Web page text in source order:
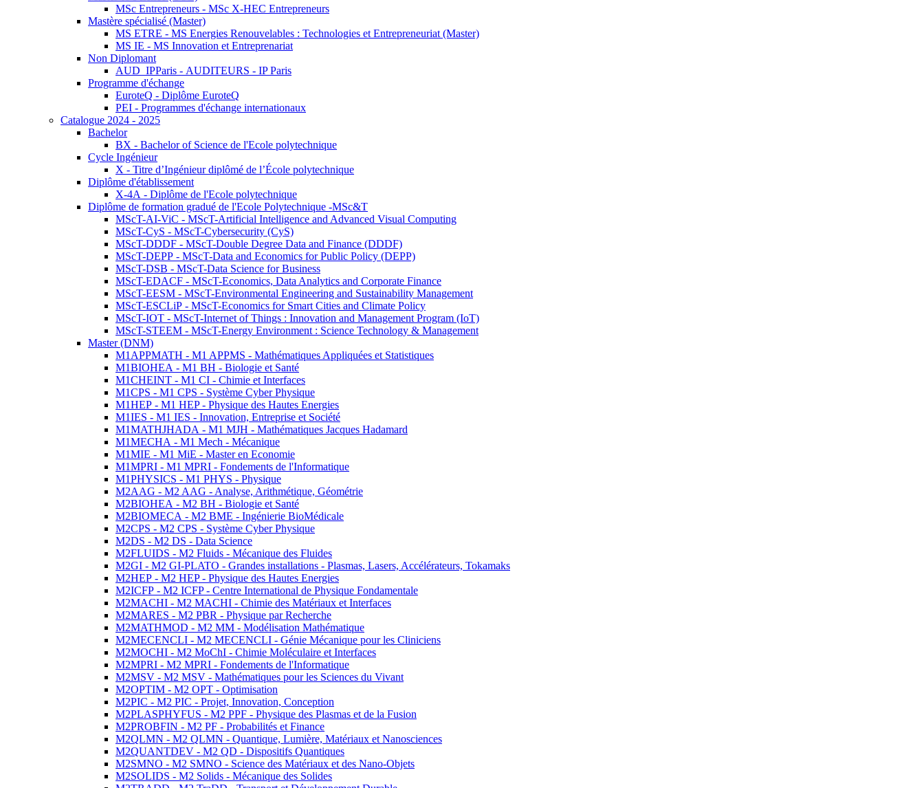
MSc Entrepreneurs - MSc X-HEC Entrepreneurs
Mastère spécialisé (Master)
MS ETRE - MS Energies Renouvelables : Technologies et Entrepreneuriat (Master)
MS IE - MS Innovation et Entreprenariat
Non Diplomant
AUD_IPParis - AUDITEURS - IP Paris
Programme d'échange
EuroteQ - Diplôme EuroteQ
PEI - Programmes d'échange internationaux
Catalogue 2024 - 2025
Bachelor
BX - Bachelor of Science de l'Ecole polytechnique
Cycle Ingénieur
X - Titre d’Ingénieur diplômé de l’École polytechnique
Diplôme d'établissement
X-4A - Diplôme de l'Ecole polytechnique
Diplôme de formation gradué de l'Ecole Polytechnique -MSc&T
MScT-AI-ViC - MScT-Artificial Intelligence and Advanced Visual Computing
MScT-CyS - MScT-Cybersecurity (CyS)
MScT-DDDF - MScT-Double Degree Data and Finance (DDDF)
MScT-DEPP - MScT-Data and Economics for Public Policy (DEPP)
MScT-DSB - MScT-Data Science for Business
MScT-EDACF - MScT-Economics, Data Analytics and Corporate Finance
MScT-EESM - MScT-Environmental Engineering and Sustainability Management
MScT-ESCLiP - MScT-Economics for Smart Cities and Climate Policy
MScT-IOT - MScT-Internet of Things : Innovation and Management Program (IoT)
MScT-STEEM - MScT-Energy Environment : Science Technology & Management
Master (DNM)
M1APPMATH - M1 APPMS - Mathématiques Appliquées et Statistiques
M1BIOHEA - M1 BH - Biologie et Santé
M1CHEINT - M1 CI - Chimie et Interfaces
M1CPS - M1 CPS - Système Cyber Physique
M1HEP - M1 HEP - Physique des Hautes Energies
M1IES - M1 IES - Innovation, Entreprise et Société
M1MATHJHADA - M1 MJH - Mathématiques Jacques Hadamard
M1MECHA - M1 Mech - Mécanique
M1MIE - M1 MiE - Master en Economie
M1MPRI - M1 MPRI - Fondements de l'Informatique
M1PHYSICS - M1 PHYS - Physique
M2AAG - M2 AAG - Analyse, Arithmétique, Géométrie
M2BIOHEA - M2 BH - Biologie et Santé
M2BIOMECA - M2 BME - Ingénierie BioMédicale
M2CPS - M2 CPS - Système Cyber Physique
M2DS - M2 DS - Data Science
M2FLUIDS - M2 Fluids - Mécanique des Fluides
M2GI - M2 GI-PLATO - Grandes installations - Plasmas, Lasers, Accélérateurs, Tokamaks
M2HEP - M2 HEP - Physique des Hautes Energies
M2ICFP - M2 ICFP - Centre International de Physique Fondamentale
M2MACHI - M2 MACHI - Chimie des Matériaux et Interfaces
M2MARES - M2 PBR - Physique par Recherche
M2MATHMOD - M2 MM - Modélisation Mathématique
M2MECENCLI - M2 MECENCLI - Génie Mécanique pour les Cliniciens
M2MOCHI - M2 MoChI - Chimie Moléculaire et Interfaces
M2MPRI - M2 MPRI - Fondements de l'Informatique
M2MSV - M2 MSV - Mathématiques pour les Sciences du Vivant
M2OPTIM - M2 OPT - Optimisation
M2PIC - M2 PIC - Projet, Innovation, Conception
M2PLASPHYFUS - M2 PPF - Physique des Plasmas et de la Fusion
M2PROBFIN - M2 PF - Probabilités et Finance
M2QLMN - M2 QLMN - Quantique, Lumière, Matériaux et Nanosciences
M2QUANTDEV - M2 QD - Dispositifs Quantiques
M2SMNO - M2 SMNO - Science des Matériaux et des Nano-Objets
M2SOLIDS - M2 Solids - Mécanique des Solides